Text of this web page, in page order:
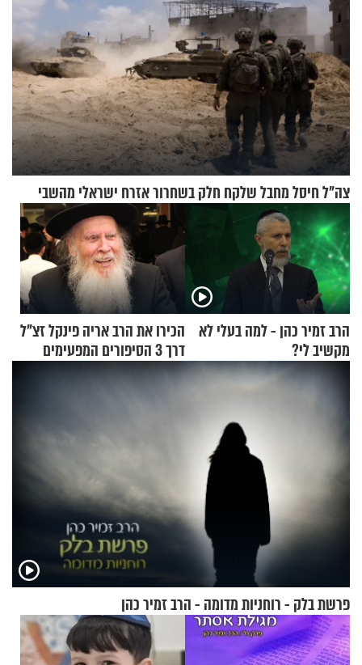
צה"ל חיסל מחבל שלקח חלק בשחרור אזרח ישראלי מהשבי
הרב זמיר כהן - למה בעלי לא
מקשיב לי?
הכירו את הרב אריה פינקל זצ"ל
דרך 3 הסיפורים המפעימים
האלה
פרשת בלק - רוחניות מדומה - הרב זמיר כהן